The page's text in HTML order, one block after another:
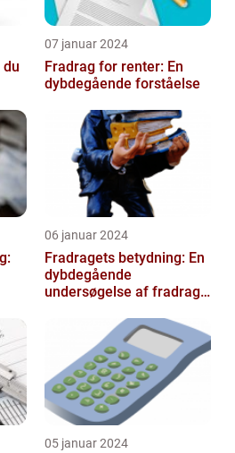
du
07 januar 2024
Fradrag for renter: En
dybdegående forståelse
06 januar 2024
Fradragets betydning: En
dybdegående
undersøgelse af fradrag
05 januar 2024